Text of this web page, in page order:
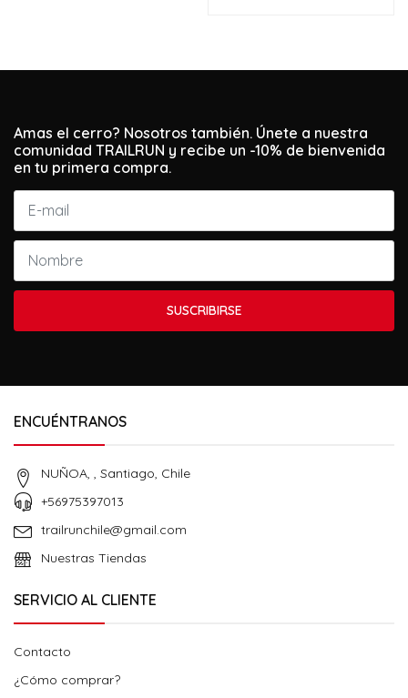
Amas el cerro? Nosotros también. Únete a nuestra
comunidad TRAILRUN y recibe un -10% de bienvenida
en tu primera compra.
SUSCRIBIRSE
ENCUÉNTRANOS
NUÑOA, , Santiago, Chile
+56975397013
trailrunchile@gmail.com
Nuestras Tiendas
SERVICIO AL CLIENTE
Contacto
¿Cómo comprar?